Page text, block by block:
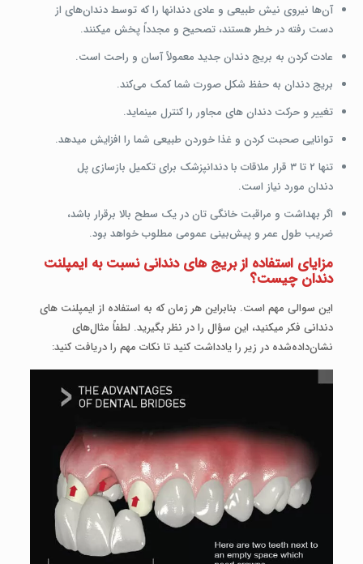
آن‌ها نیروی نیش طبیعی و عادی دندان­ها را که توسط دندان‌های از
دست رفته در خطر هستند، تصحیح و مجدداً پخش می­کنند.
عادت کردن به بریج دندان جدید معمولاً آسان و راحت است.
بریج دندان به حفظ شکل صورت شما کمک می‌کند.
تغییر و حرکت دندان ­های مجاور را کنترل می­نماید.
توانایی صحبت کردن و غذا خوردن طبیعی شما را افزایش می­دهد.
تنها ۲ تا ۳ قرار ملاقات با دندانپزشک برای تکمیل بازسازی پل
دندان مورد نیاز است.
اگر بهداشت و مراقبت خانگی ­تان در یک سطح بالا برقرار باشد،
ضریب طول عمر و پیش‌بینی عمومی مطلوب خواهد بود.
مزایای استفاده از بریج ­های دندانی نسبت به ایمپلنت
دندان چیست؟
این سوالی مهم است. بنابراین هر زمان که به استفاده از ایمپلنت ­های
دندانی فکر می­کنید، این سؤال را در نظر بگیرید. لطفاً مثال‌های
نشان‌داده‌شده در زیر را یادداشت کنید تا نکات مهم را دریافت کنید: